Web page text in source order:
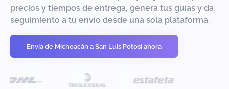
precios y tiempos de entrega, genera tus guías y da
seguimiento a tu envío desde una sola plataforma.
Envía de Michoacán a San Luis Potosí ahora